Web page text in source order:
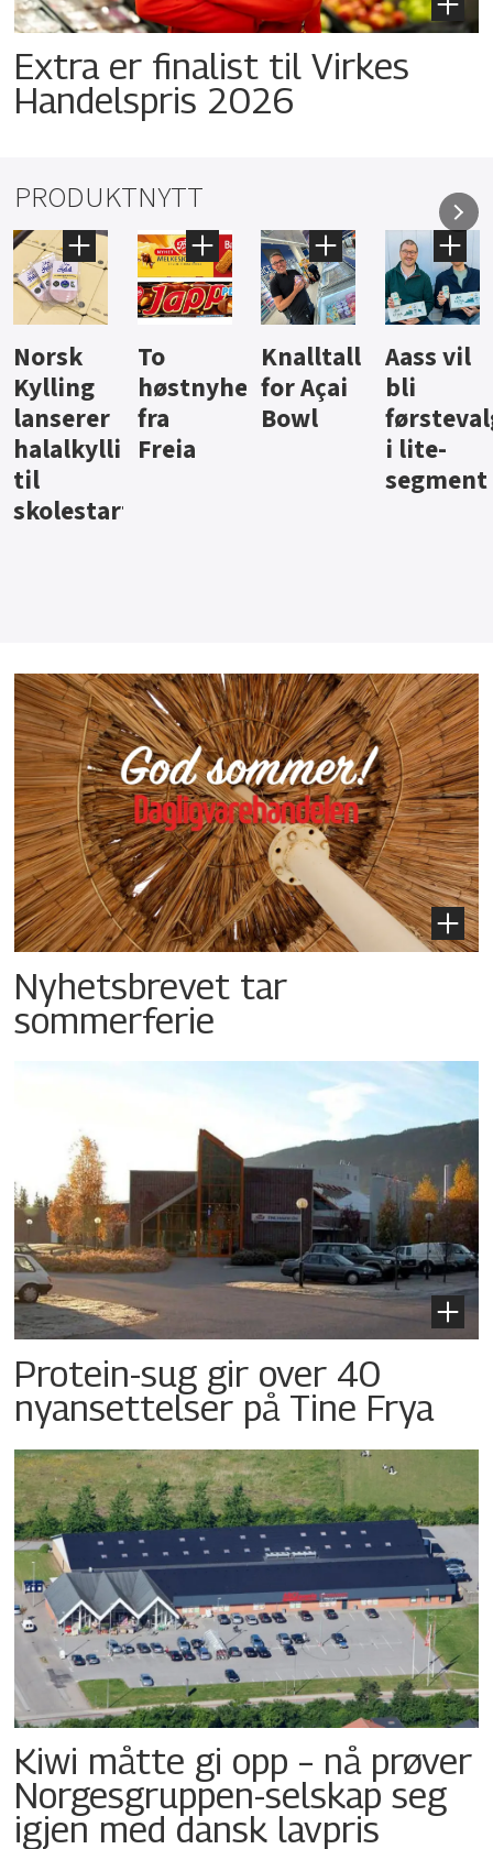
Extra er finalist til Virkes
Handelspris 2026
PRODUKTNYTT
Knalltall
for Açai
Bowl
Aass vil
bli
førstevalg
i lite-
Brus og
jus fra
Berentsen
Hard
iste fra
Hansa
Nyhetsbrevet tar
sommerferie
Protein-sug gir over 40
nyansettelser på Tine Frya
Kiwi måtte gi opp – nå prøver
Norgesgruppen-selskap seg
igjen med dansk lavpris